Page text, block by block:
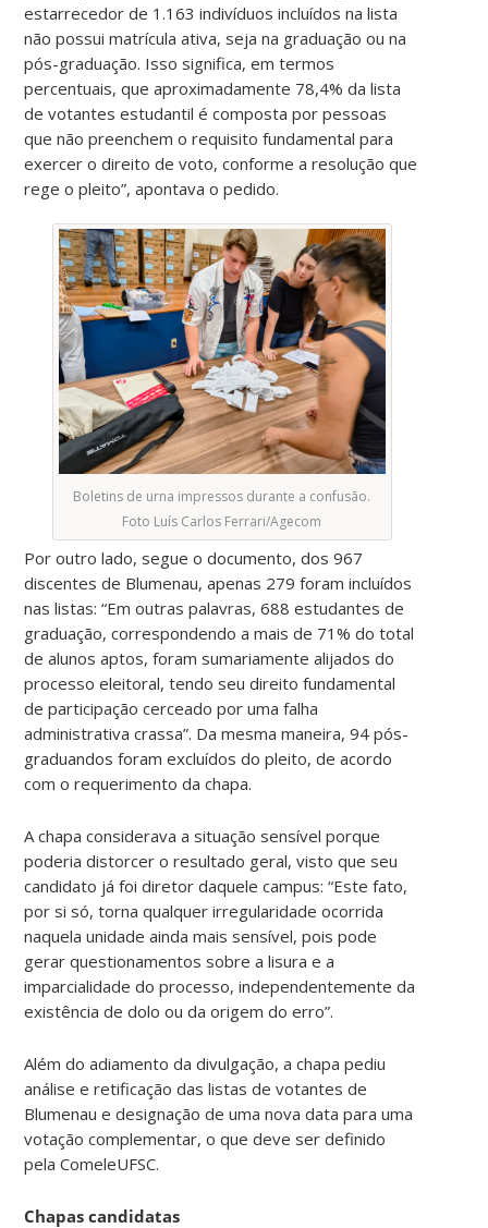
estarrecedor de 1.163 indivíduos incluídos na lista
não possui matrícula ativa, seja na graduação ou na
pós-graduação. Isso significa, em termos
percentuais, que aproximadamente 78,4% da lista
de votantes estudantil é composta por pessoas
que não preenchem o requisito fundamental para
exercer o direito de voto, conforme a resolução que
rege o pleito”, apontava o pedido.
Boletins de urna impressos durante a confusão.
Foto Luís Carlos Ferrari/Agecom
Por outro lado, segue o documento, dos 967
discentes de Blumenau, apenas 279 foram incluídos
nas listas: “Em outras palavras, 688 estudantes de
graduação, correspondendo a mais de 71% do total
de alunos aptos, foram sumariamente alijados do
processo eleitoral, tendo seu direito fundamental
de participação cerceado por uma falha
administrativa crassa”. Da mesma maneira, 94 pós-
graduandos foram excluídos do pleito, de acordo
com o requerimento da chapa.
A chapa considerava a situação sensível porque
poderia distorcer o resultado geral, visto que seu
candidato já foi diretor daquele campus: “Este fato,
por si só, torna qualquer irregularidade ocorrida
naquela unidade ainda mais sensível, pois pode
gerar questionamentos sobre a lisura e a
imparcialidade do processo, independentemente da
existência de dolo ou da origem do erro”.
Além do adiamento da divulgação, a chapa pediu
análise e retificação das listas de votantes de
Blumenau e designação de uma nova data para uma
votação complementar, o que deve ser definido
pela ComeleUFSC.
Chapas candidatas